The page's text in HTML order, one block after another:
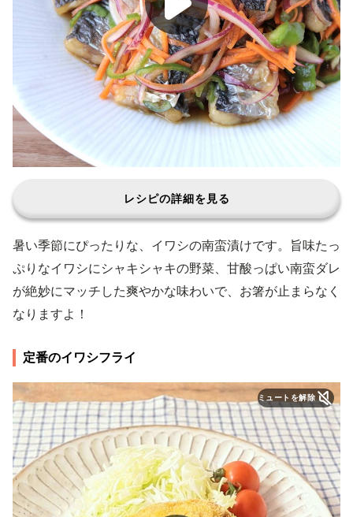
レシピの詳細を見る
暑い季節にぴったりな、イワシの南蛮漬けです。旨味たっ
ぷりなイワシにシャキシャキの野菜、甘酸っぱい南蛮ダレ
が絶妙にマッチした爽やかな味わいで、お箸が止まらなく
なりますよ！
定番のイワシフライ
ミュートを解除